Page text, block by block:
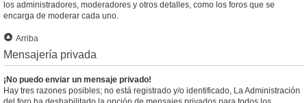
los administradores, moderadores y otros detalles, como los foros que se
encarga de moderar cada uno.
Arriba
Mensajería privada
¡No puedo enviar un mensaje privado!
Hay tres razones posibles; no está registrado y/o identificado, La Administración